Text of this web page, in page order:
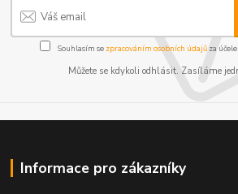
Souhlasím se zpracováním osobních údajůza
Můžete se kdykoli odhlásit. Zasíláme
Informace pro zákazníky